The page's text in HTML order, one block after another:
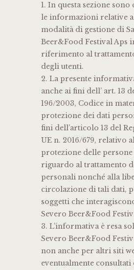
GRAZIE A
1. In questa sezione sono
le informazioni relative
modalità di gestione di
Beer&Food Festival Aps
riferimento al
degli utenti.
2. La presente
anche ai fini dell’ art. 13
196/2003, Codice in
protezione dei dati
fini dell’articolo 13 del
UE n. 2016/679, relativo
protezione delle
riguardo al trattamento
personali nonché alla
circolazione di tali dati,
soggetti che
Severo Beer&Food
3. L’informativa è resa
Severo Beer&Food
non anche per altri siti
eventualmente consultati